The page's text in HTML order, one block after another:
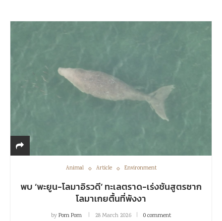
Animal Article Environment
พบ ‘พะยูน-โลมาอิรวดี’ ทะเลตราด-เร่งชันสูตรซาก
โลมาเกยตื้นที่พังงา
byPom Pom 28 March 2026 0 comment